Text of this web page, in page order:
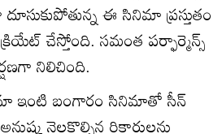
ఈ సినిమా ప్రస్తుతం
చేస్తోంది. సమంత పర్ఫార్మెన్స్
నిలిచింది.
మా ఇంటి బంగారం సినిమాతో సీన్
నెలకొల్పిన రికార్డులను